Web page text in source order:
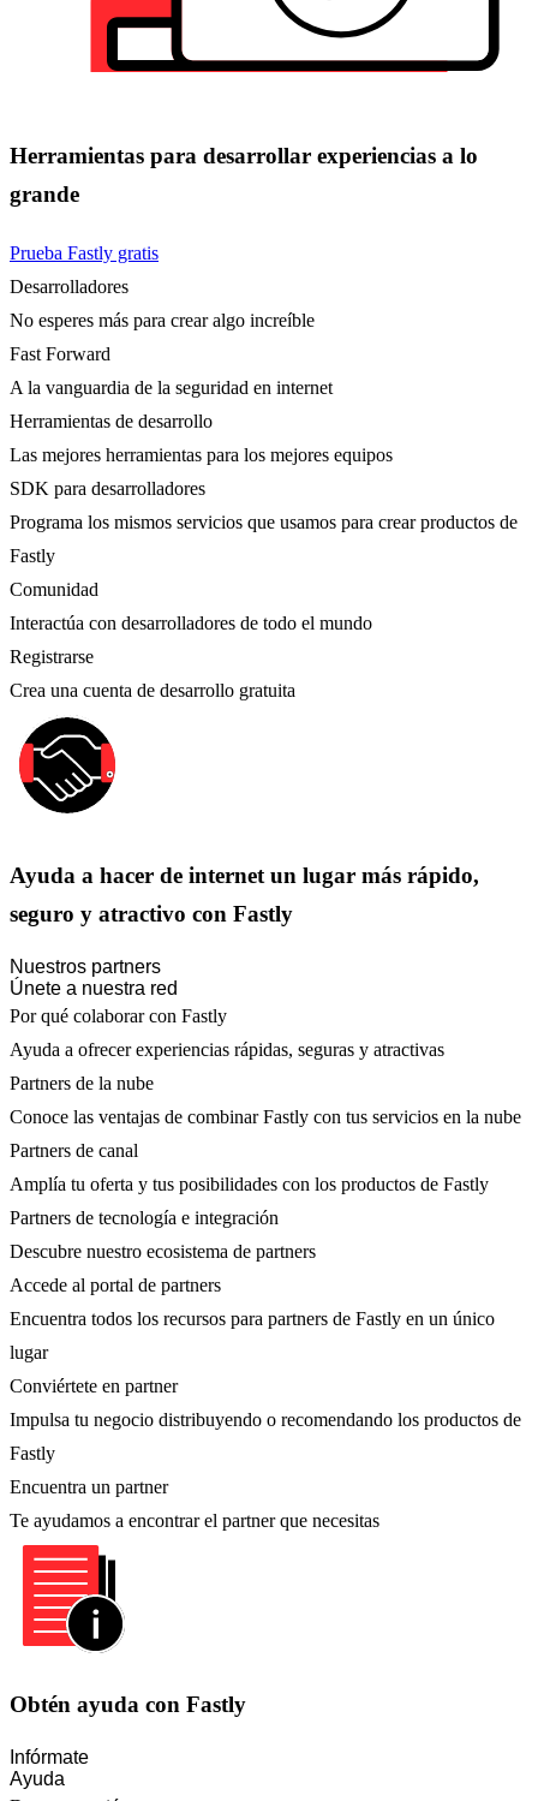
Herramientas para desarrollar experiencias a lo
grande
Prueba Fastly gratis
Desarrolladores
No esperes más para crear algo increíble
Fast Forward
A la vanguardia de la seguridad en internet
Herramientas de desarrollo
Las mejores herramientas para los mejores equipos
SDK para desarrolladores
Programa los mismos servicios que usamos para crear productos de
Fastly
Comunidad
Interactúa con desarrolladores de todo el mundo
Registrarse
Crea una cuenta de desarrollo gratuita
Ayuda a hacer de internet un lugar más rápido,
seguro y atractivo con Fastly
Nuestros partners
Únete a nuestra red
Por qué colaborar con Fastly
Ayuda a ofrecer experiencias rápidas, seguras y atractivas
Partners de la nube
Conoce las ventajas de combinar Fastly con tus servicios en la nube
Partners de canal
Amplía tu oferta y tus posibilidades con los productos de Fastly
Partners de tecnología e integración
Descubre nuestro ecosistema de partners
Accede al portal de partners
Encuentra todos los recursos para partners de Fastly en un único
lugar
Conviértete en partner
Impulsa tu negocio distribuyendo o recomendando los productos de
Fastly
Encuentra un partner
Te ayudamos a encontrar el partner que necesitas
Obtén ayuda con Fastly
Infórmate
Ayuda